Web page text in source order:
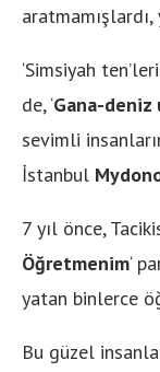
‘Simsiyah
de, ‘Gana-deniz
sevimli
İstanbul
7 yıl önce,
Öğretmenim‘
yatan binlerce
Bu güzel